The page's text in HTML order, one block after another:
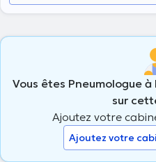
Vous êtes Pneumologue
sur
Ajoutez votre
Ajoutez votre